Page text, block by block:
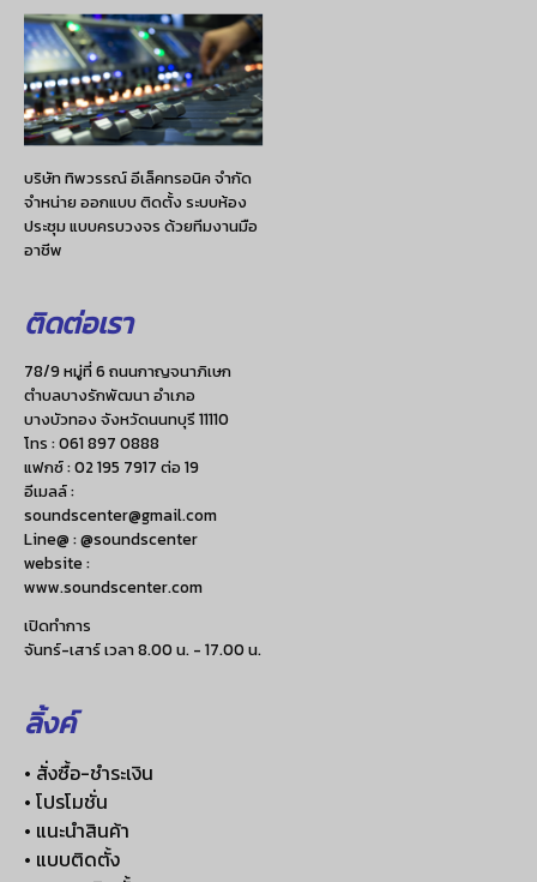
บริษัท ทิพวรรณ์ อีเล็คทรอนิค จำกัด
จำหน่าย ออกแบบ ติดตั้ง ระบบห้อง
ประชุม แบบครบวงจร ด้วยทีมงานมือ
อาชีพ
ติดต่อเรา
78/9 หมู่ที่ 6 ถนนกาญจนาภิเษก
ตำบลบางรักพัฒนา อำเภอ
บางบัวทอง จังหวัดนนทบุรี 11110
โทร :061 897 0888
แฟกซ์ :02 195 7917 ต่อ 19
อีเมลล์ :
soundscenter@gmail.com
Line@ : @soundscenter
website :
www.soundscenter.com
เปิดทำการ
จันทร์-เสาร์ เวลา 8.00 น. - 17.00 น.
ลิ้งค์
• สั่งซื้อ-ชำระเงิน
• โปรโมชั่น
• แนะนำสินค้า
• แบบติดตั้ง